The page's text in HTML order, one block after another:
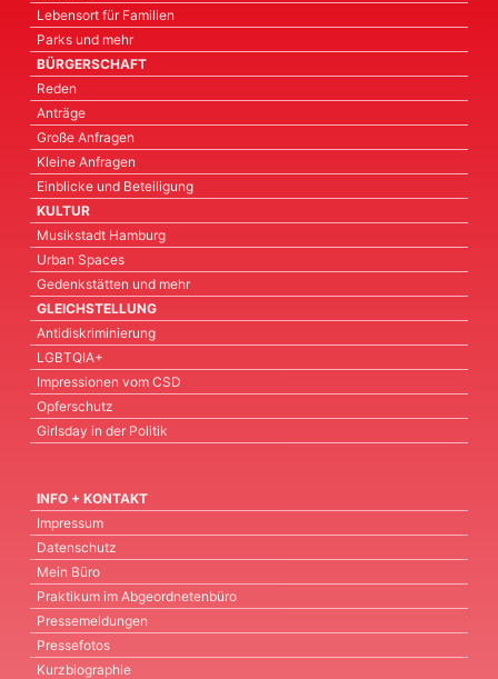
Lebensort für Familien
Parks und mehr
BÜRGERSCHAFT
Reden
Anträge
Große Anfragen
Kleine Anfragen
Einblicke und Beteiligung
KULTUR
Musikstadt Hamburg
Urban Spaces
Gedenkstätten und mehr
GLEICHSTELLUNG
Antidiskriminierung
LGBTQIA+
Impressionen vom CSD
Opferschutz
Girlsday in der Politik
INFO + KONTAKT
Impressum
Datenschutz
Mein Büro
Praktikum im Abgeordnetenbüro
Pressemeldungen
Pressefotos
Kurzbiographie